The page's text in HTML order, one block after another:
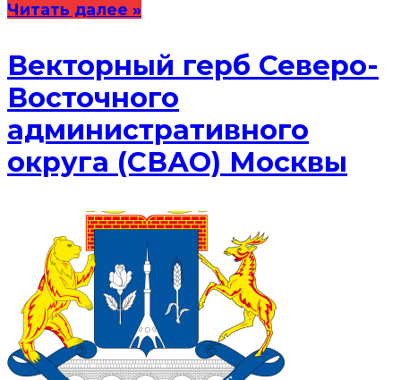
Читать далее »
Векторный герб Северо-
Восточного
административного
округа (СВАО) Москвы